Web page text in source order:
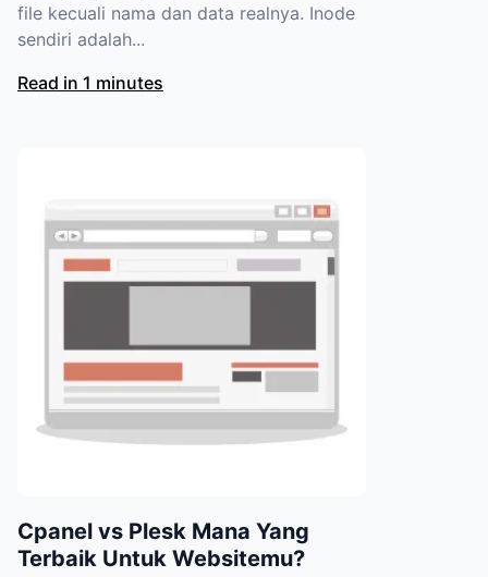
file kecuali nama dan data realnya. Inode
sendiri adalah...
Read in 1 minutes
Cpanel vs Plesk Mana Yang
Terbaik Untuk Websitemu?